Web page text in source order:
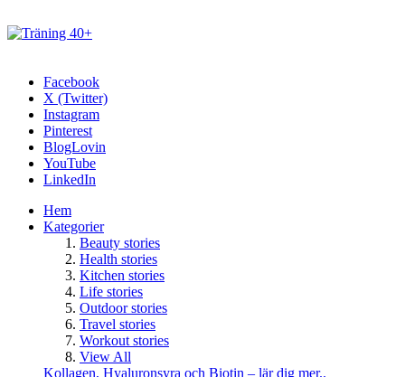
Facebook
X (Twitter)
Instagram
Pinterest
BlogLovin
YouTube
LinkedIn
Hem
Kategorier
Beauty stories
Health stories
Kitchen stories
Life stories
Outdoor stories
Travel stories
Workout stories
View All
Kollagen, Hyaluronsyra och Biotin – lär dig mer..